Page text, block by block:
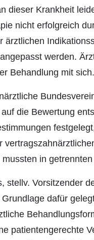
dieser Krankheit
nicht erfolgreich
ärztlichen
werden.
Behandlung mit sich.
die Bewertung
in
stellv. Vorsitzender
dafür
patientengerechte